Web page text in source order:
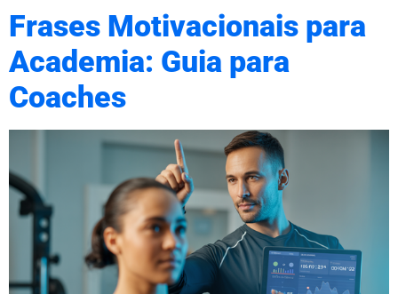
Frases Motivacionais para
Academia: Guia para
Coaches